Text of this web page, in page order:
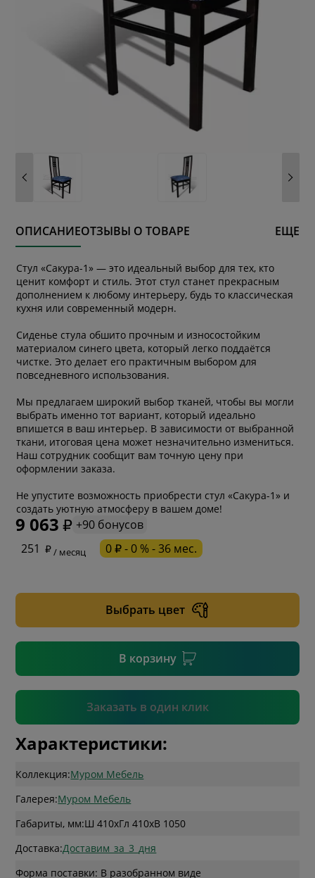
ОПИСАНИЕОТЗЫВЫ О ТОВАРЕ ЕЩЕ
Стул «Сакура-1» — это идеальный выбор для тех, кто
ценит комфорт и стиль. Этот стул станет прекрасным
дополнением к любому интерьеру, будь то классическая
кухня или современный модерн.
Сиденье стула обшито прочным и износостойким
материалом синего цвета, который легко поддаётся
чистке. Это делает его практичным выбором для
повседневного использования.
Мы предлагаем широкий выбор тканей, чтобы вы могли
выбрать именно тот вариант, который идеально
впишется в ваш интерьер. В зависимости от выбранной
ткани, итоговая цена может незначительно измениться.
Наш сотрудник сообщит вам точную цену при
оформлении заказа.
Не упустите возможность приобрести стул «Сакура-1» и
создать уютную атмосферу в вашем доме!
9 063
+90 бонусов
251
/ месяц 0 ₽ - 0 % - 36 мес.
Выбрать цвет
В корзину
Заказать в один клик
* обязательное поле
* необязательное поле
Подтвердить
Характеристики:
Коллекция:Муром Мебель
Галерея:Муром Мебель
Габариты, мм:Ш 410xГл 410xВ 1050
Доставка:Доставим_за_3_дня
Форма поставки: В разобранном виде